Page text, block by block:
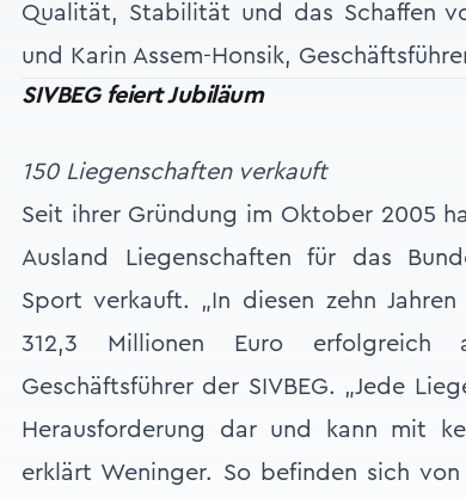
Qualität, Stabilität und das Schaffen
und Karin Assem-Honsik,
SIVBEG feiert Jubiläum
150 Liegenschaften verkauft
Seit ihrer Gründung im Oktober 2005
Ausland Liegenschaften für das
Sport verkauft. „In diesen zehn
312,3 Millionen Euro erfolgreich
Geschäftsführer der SIVBEG. „Jede
Herausforderung dar und kann mit
erklärt Weninger. So befinden sich